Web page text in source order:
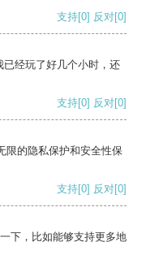
支持[0] 反对[0]
经玩了好几个小时，还
支持[0] 反对[0]
限的隐私保护和安全性保
支持[0] 反对[0]
下，比如能够支持更多地